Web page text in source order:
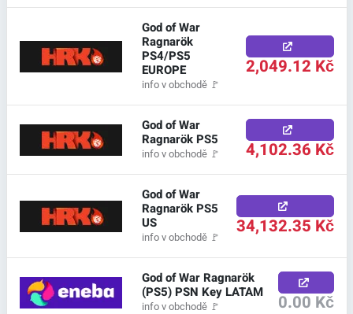
God of War
Ragnarök
PS4/PS5
EUROPE
info v obchodě 🚩
2,049.12 Kč
God of War
Ragnarök PS5
info v obchodě 🚩 4,102.36 Kč
God of War
Ragnarök PS5
US
info v obchodě 🚩 34,132.35 Kč
God of War Ragnarök
(PS5) PSN Key LATAM
info v obchodě 🚩 0.00 Kč